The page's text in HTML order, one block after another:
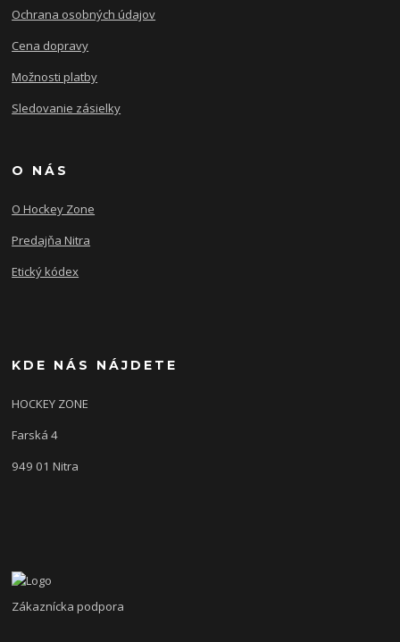
Ochrana osobných údajov
Cena dopravy
Možnosti platby
Sledovanie zásielky
O NÁS
O Hockey Zone
Predajňa Nitra
Etický kódex
KDE NÁS NÁJDETE
HOCKEY ZONE
Farská 4
949 01 Nitra
Zákaznícka podpora